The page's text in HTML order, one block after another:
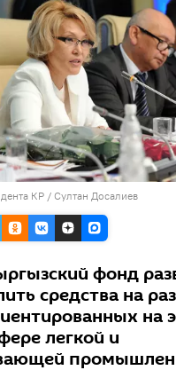
КР / Султан Досалиев
фонд
средства на
на
легкой и